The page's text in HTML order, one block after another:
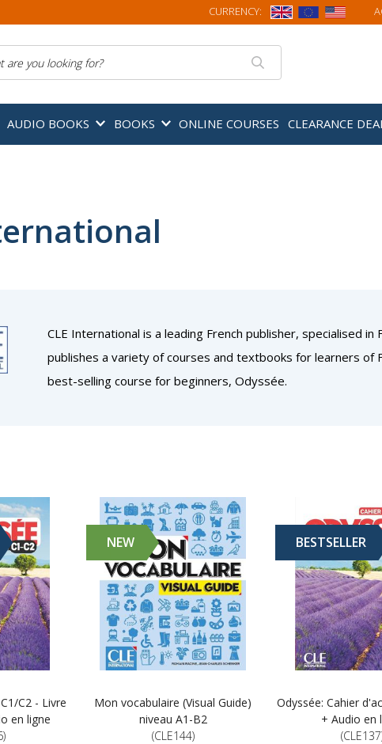
CURRENCY:
AUDIO BOOKS BOOKS ONLINE COURSES CLEARANCE
CLE International is a leading French publisher, specialised in
publishes a variety of courses and textbooks for learners of
best-selling course for beginners, Odyssée.
C2 - Livre
en ligne
NEW
Mon vocabulaire (Visual Guide)
niveau A1-B2
(CLE144)
BESTSELLER
Odyssée: Cahier
+ Audio en